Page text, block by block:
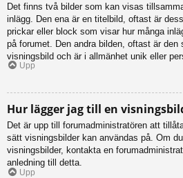
Det finns två bilder som kan visas
inlägg. Den ena är en titelbild, oftast är
prickar eller block som visar hur många
på forumet. Den andra bilden, oftast är den
visningsbild och är i allmänhet unik eller
Upp
Hur lägger jag till en
Det är upp till forumadministratören att
sätt visningsbilder kan användas på. Om
visningsbilder, kontakta en
anledning till detta.
Upp